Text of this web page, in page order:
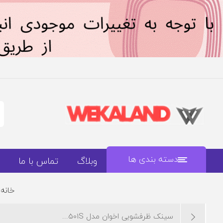
دسته بندی ها وبلاگ تماس با ما
خانه
سینک ظرفشویی اخوان مدل 501S...